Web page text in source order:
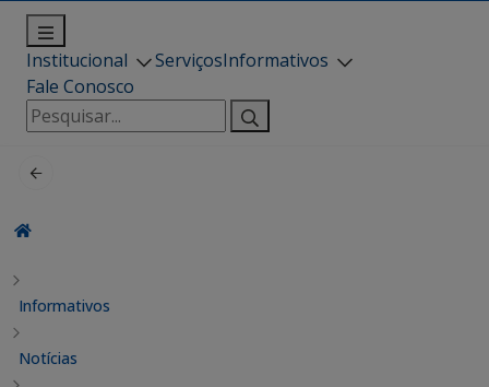
Institucional ServiçosInformativos
Fale Conosco
Pesquisar
por:
Informativos
Notícias